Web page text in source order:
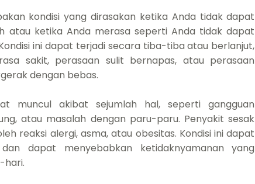
kondisi yang dirasakan ketika Anda tidak dapat
atau ketika Anda merasa seperti Anda tidak dapat
ini dapat terjadi secara tiba-tiba atau berlanjut,
sakit, perasaan sulit bernapas, atau perasaan
dengan bebas.
muncul akibat sejumlah hal, seperti gangguan
atau masalah dengan paru-paru. Penyakit sesak
reaksi alergi, asma, atau obesitas. Kondisi ini dapat
dapat menyebabkan ketidaknyamanan yang
hari.